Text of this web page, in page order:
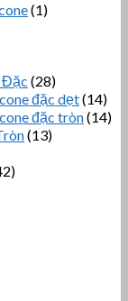
(1)
Đặc (28)
đặc dẹt(14)
đặc tròn(14)
(13)